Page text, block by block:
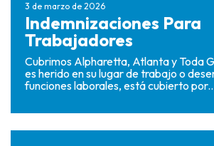
3 de marzo de 2026
Indemnizaciones Para
Trabajadores
Cubrimos Alpharetta, Atlanta y Toda
es herido en su lugar de trabajo o
funciones laborales, está cubierto